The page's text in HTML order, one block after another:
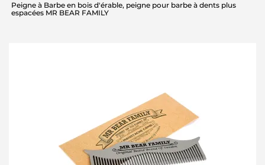
Peigne à Barbe en bois d'érable, peigne pour barbe à dents plus
espacées MR BEAR FAMILY